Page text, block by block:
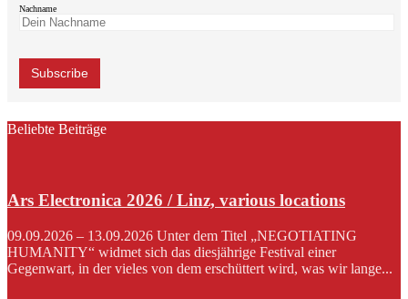
Nachname
Beliebte Beiträge
Ars Electronica 2026 / Linz, various locations
09.09.2026 – 13.09.2026 Unter dem Titel „NEGOTIATING
HUMANITY“ widmet sich das diesjährige Festival einer
Gegenwart, in der vieles von dem erschüttert wird, was wir lange...